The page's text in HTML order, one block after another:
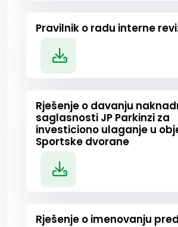
Pravilnik o radu interne
Rješenje o davanju
saglasnosti JP Parkinzi za
investiciono ulaganje u
Sportske dvorane
Rješenje o imenovanju